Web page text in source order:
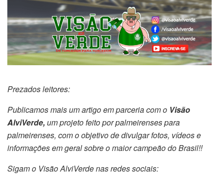
Prezados leitores:
Publicamos mais um artigo em parceria com o Visão
AlviVerde, um projeto feito por palmeirenses para
palmeirenses, com o objetivo de divulgar fotos, vídeos e
informações em geral sobre o maior campeão do Brasil!!
Sigam o Visão AlviVerde nas redes sociais: